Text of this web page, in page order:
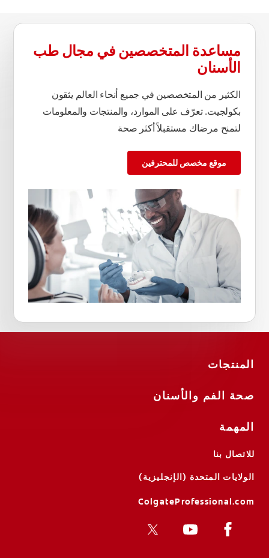
مساعدة المتخصصين في مجال طب
الأسنان
الكثير من المتخصصين في جميع أنحاء العالم يثقون
بكولجيت. تعرّف على الموارد، والمنتجات والمعلومات
لتمنح مرضاك مستقبلاً أكثر صحة
موقع مخصص للمحترفين
المنتجات
صحة الفم والأسنان
المهمة
للاتصال بنا
الولايات المتحدة (الإنجليزية)
ColgateProfessional.com